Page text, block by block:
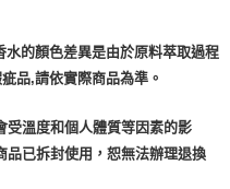
的顏色差異是由於原料萃取過程
品,請依實際商品為準。
溫度和個人體質等因素的影
品已拆封使用，恕無法辦理退換